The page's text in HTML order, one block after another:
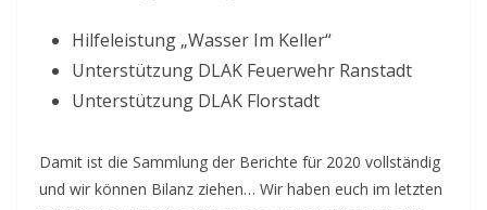
Hilfeleistung „Wasser Im Keller“
Unterstützung DLAK Feuerwehr Ranstadt
Unterstützung DLAK Florstadt
Damit ist die Sammlung der Berichte für 2020 vollständig
und wir können Bilanz ziehen… Wir haben euch im letzten